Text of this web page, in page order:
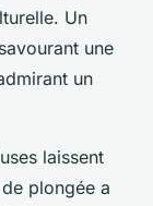
Un
une
un
laissent
plongée a